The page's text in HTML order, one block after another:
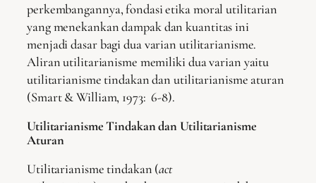
perkembangannya, fondasi etika moral utilitarian
yang menekankan dampak dan kuantitas ini
menjadi dasar bagi dua varian utilitarianisme.
Aliran utilitarianisme memiliki dua varian yaitu
utilitarianisme tindakan dan utilitarianisme aturan
(Smart & William, 1973: 6-8).
Utilitarianisme Tindakan dan Utilitarianisme
Aturan
Utilitarianisme tindakan (act